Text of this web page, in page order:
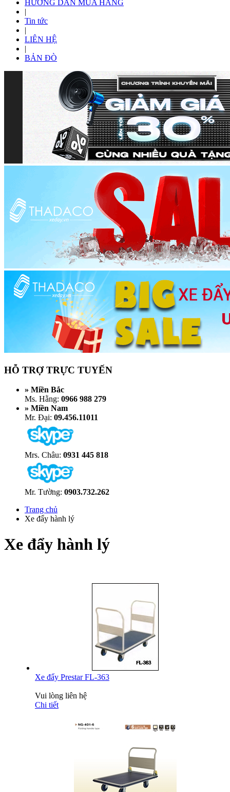
HƯỚNG DẪN MUA HÀNG
|
Tin tức
|
LIÊN HỆ
|
BẢN ĐÒ
HỖ TRỢ TRỰC TUYẾN
» Miền Bắc
Ms. Hằng: 0966 988 279
» Miền Nam
Mr. Đại: 09.456.11011
Mrs. Châu: 0931 445 818
Mr. Tường: 0903.732.262
Trang chủ
Xe đẩy hành lý
Xe đẩy hành lý
Xe đẩy Prestar FL-363
Vui lòng liên hệ
Chi tiết